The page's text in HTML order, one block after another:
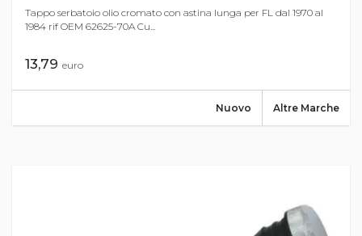
Tappo serbatoio olio cromato con astina lunga per FL dal 1970 al
1984 rif OEM 62625-70A Cu...
13,79 euro
Altre Marche
Nuovo